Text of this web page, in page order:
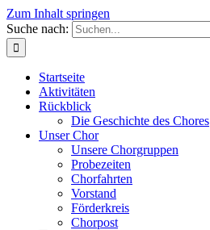
Zum Inhalt springen
Suche nach:
Startseite
Aktivitäten
Rückblick
Die Geschichte des Chores
Unser Chor
Unsere Chorgruppen
Probezeiten
Chorfahrten
Vorstand
Förderkreis
Chorpost